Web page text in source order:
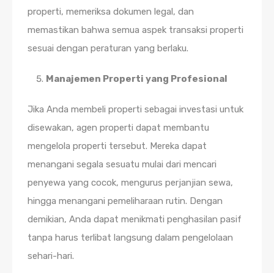
properti, memeriksa dokumen legal, dan
memastikan bahwa semua aspek transaksi properti
sesuai dengan peraturan yang berlaku.
Manajemen Properti yang Profesional
Jika Anda membeli properti sebagai investasi untuk
disewakan, agen properti dapat membantu
mengelola properti tersebut. Mereka dapat
menangani segala sesuatu mulai dari mencari
penyewa yang cocok, mengurus perjanjian sewa,
hingga menangani pemeliharaan rutin. Dengan
demikian, Anda dapat menikmati penghasilan pasif
tanpa harus terlibat langsung dalam pengelolaan
sehari-hari.